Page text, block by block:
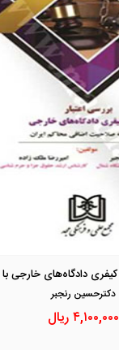
دكترحسين رنجبر
۴,۱۰۰,۰۰۰ریال